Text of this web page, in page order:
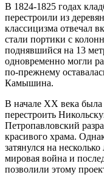
В 1824-1825 годах
перестроили из
классицизма отвечал
стали портики с
поднявшийся на 13
одновременно могли
по-прежнему
Камышина.
В начале XX века
перестроить
Петропавловский
красивого храма.
затянулся на
мировая война и
позволили этому